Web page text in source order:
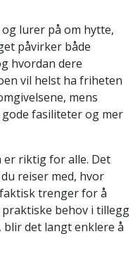
lurer på om hytte,
påvirker både
hvordan dere
vil helst ha friheten
mens
fasiliteter og mer
er riktig for alle. Det
reiser med, hvor
trenger for å
behov i tillegg
det langt enklere å